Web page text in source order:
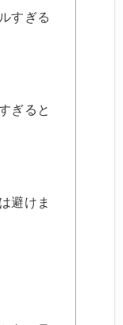
すぎる
ぎると
避けま